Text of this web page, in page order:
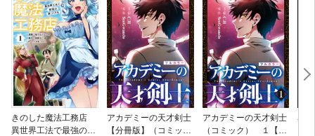
きのした魔法工務店
異世界工法で最強の家
アカデミーの天才剣士
【分冊版】（コミッ
アカデミーの天才剣士
（コミック） １【フ
暴